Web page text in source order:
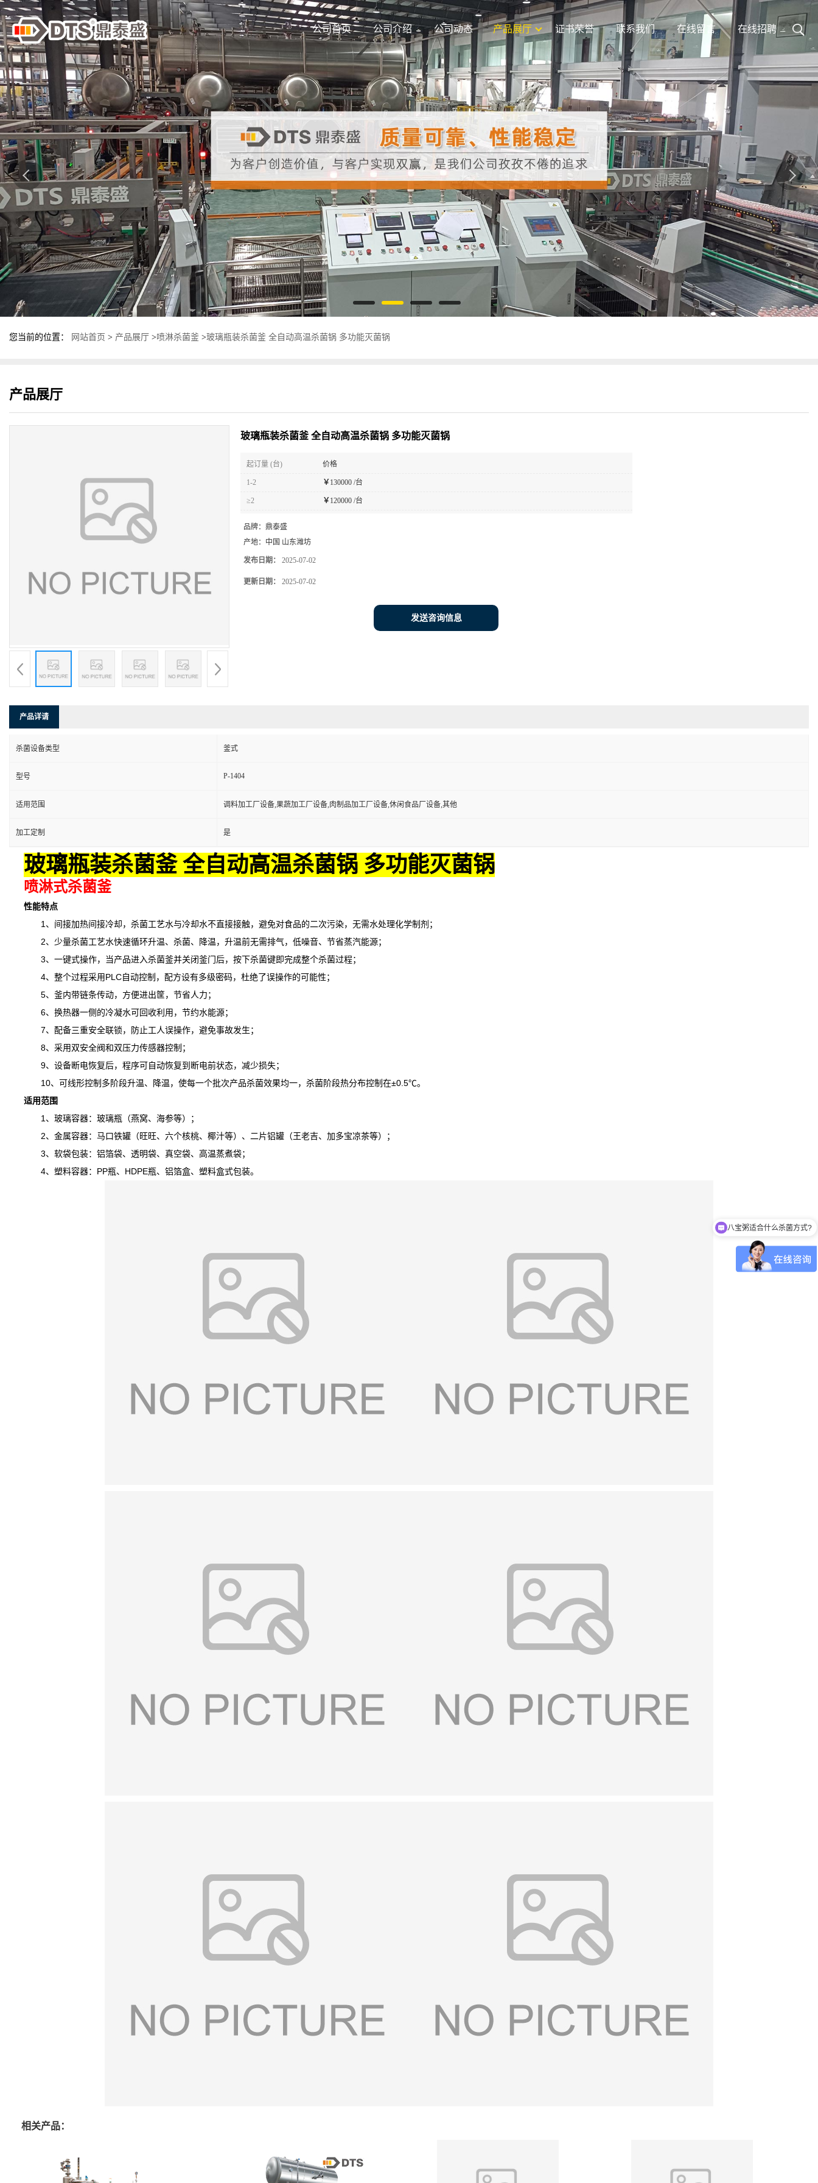
公司首页 公司介绍 公司动态 产品展厅 证书荣誉 联系我们 在线留言 在线招聘
您当前的位置： 网站首页 > 产品展厅 >喷淋杀菌釜 >玻璃瓶装杀菌釜 全自动高温杀菌锅 多功能灭菌锅
产品展厅
玻璃瓶装杀菌釜 全自动高温杀菌锅 多功能灭菌锅
起订量 (台) 价格
1-2 ￥ 130000 /台
≥2 ￥ 120000 /台
品牌： 鼎泰盛
产地： 中国 山东潍坊
发布日期： 2025-07-02
更新日期： 2025-07-02
发送咨询信息
产品详请
杀菌设备类型 釜式
型号 P-1404
适用范围 调料加工厂设备,果蔬加工厂设备,肉制品加工厂设备,休闲食品厂设备,其他
加工定制 是
玻璃瓶装杀菌釜 全自动高温杀菌锅 多功能灭菌锅
喷淋式杀菌釜
性能特点
1、间接加热间接冷却，杀菌工艺水与冷却水不直接接触，避免对食品的二次污染，无需水处理化学制剂；
2、少量杀菌工艺水快速循环升温、杀菌、降温，升温前无需排气，低噪音、节省蒸汽能源；
3、一键式操作，当产品进入杀菌釜并关闭釜门后，按下杀菌键即完成整个杀菌过程；
4、整个过程采用PLC自动控制，配方设有多级密码，杜绝了误操作的可能性；
5、釜内带链条传动，方便进出筐，节省人力；
6、换热器一侧的冷凝水可回收利用，节约水能源；
7、配备三重安全联锁，防止工人误操作，避免事故发生；
8、采用双安全阀和双压力传感器控制；
9、设备断电恢复后，程序可自动恢复到断电前状态，减少损失；
10、可线形控制多阶段升温、降温， 使每一个批次产品杀菌效果均一，杀菌阶段热分布控制在±0.5℃。
适用范围
1、玻璃容器：玻璃瓶（燕窝、海参等）；
2、金属容器：马口铁罐（旺旺、六个核桃、椰汁等）、二片铝罐（王老吉、加多宝凉茶等）；
3、软袋包装：铝箔袋、透明袋、真空袋、高温蒸煮袋；
4、塑料容器：PP瓶、HDPE瓶、铝箔盒、塑料盒式包装。
相关产品：
肉制品适合什么杀菌方式?